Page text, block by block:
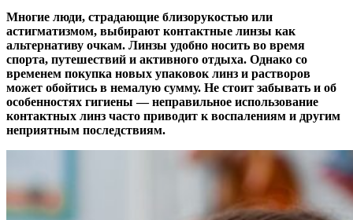
Многие люди, страдающие близорукостью или
астигматизмом, выбирают контактные линзы как
альтернативу очкам. Линзы удобно носить во время
спорта, путешествий и активного отдыха. Однако со
временем покупка новых упаковок линз и растворов
может обойтись в немалую сумму. Не стоит забывать и об
особенностях гигиены — неправильное использование
контактных линз часто приводит к воспалениям и другим
неприятным последствиям.